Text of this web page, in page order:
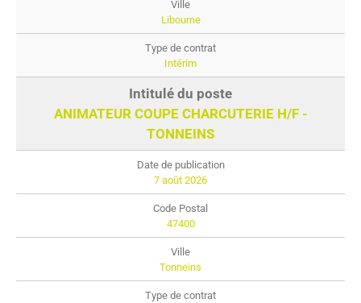
Libourne
Intérim
ANIMATEUR COUPE CHARCUTERIE H/F -
TONNEINS
7 août 2026
47400
Tonneins